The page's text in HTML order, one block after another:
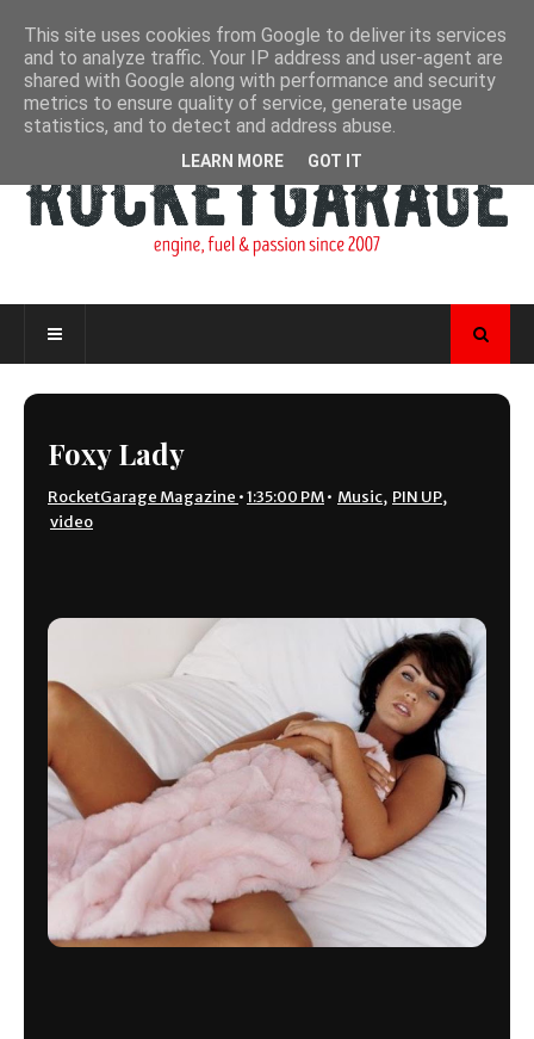
Foxy Lady
RocketGarage Magazine •1:35:00 PM• Music, PIN UP,
video
This site uses cookies from Google to deliver its services
and to analyze traffic. Your IP address and user-agent are
shared with Google along with performance and security
metrics to ensure quality of service, generate usage
statistics, and to detect and address abuse.
LEARN MORE GOT IT